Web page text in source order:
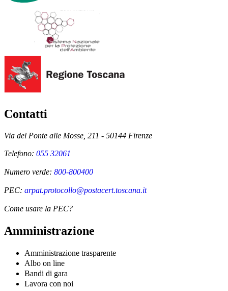
Contatti
Via del Ponte alle Mosse, 211 - 50144 Firenze
Telefono: 055 32061
Numero verde: 800-800400
PEC: arpat.protocollo@postacert.toscana.it
Come usare la PEC?
Amministrazione
Amministrazione trasparente
Albo on line
Bandi di gara
Lavora con noi